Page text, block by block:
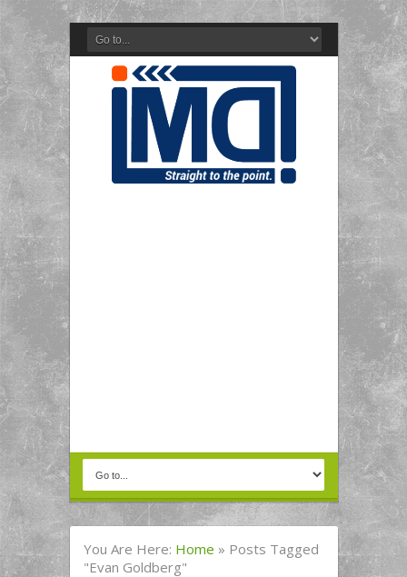
You Are Here: Home » Posts Tagged
"evan Goldberg"